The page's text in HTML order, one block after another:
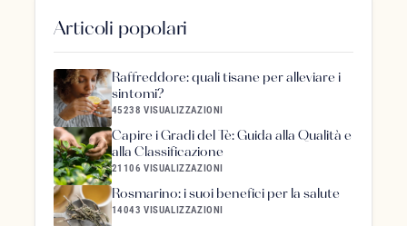
Articoli popolari
Raffreddore: quali tisane per alleviare i
sintomi?
45238 VISUALIZZAZIONI
Capire i Gradi del Tè: Guida alla Qualità e
alla Classificazione
21106 VISUALIZZAZIONI
Rosmarino: i suoi benefici per la salute
14043 VISUALIZZAZIONI